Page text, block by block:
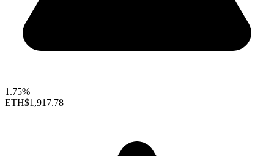
1.75%
ETH$1,917.78